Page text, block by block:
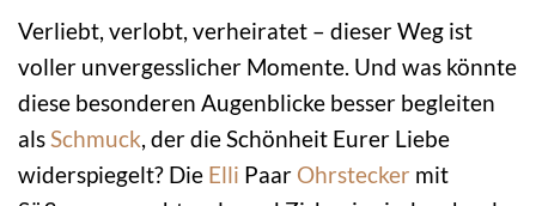
Verliebt, verlobt, verheiratet – dieser Weg ist
voller unvergesslicher Momente. Und was könnte
diese besonderen Augenblicke besser begleiten
alsSchmuck, der die Schönheit Eurer Liebe
widerspiegelt? Die Elli Paar Ohrstecker mit